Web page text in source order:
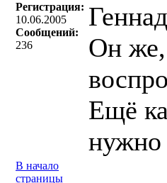
Регистрация:
10.06.2005
Сообщений:
236
Он же,
Ещё
нужно
В начало
страницы